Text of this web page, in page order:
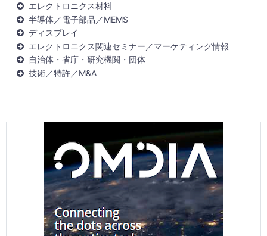
エレクトロニクス材料
半導体／電子部品／MEMS
ディスプレイ
エレクトロニクス関連セミナー／マーケティング情報
自治体・省庁・研究機関・団体
技術／特許／M&A